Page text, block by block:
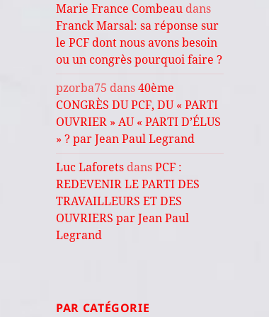
Marie France Combeau dans
Franck Marsal: sa réponse sur
le PCF dont nous avons besoin
ou un congrès pourquoi faire ?
pzorba75 dans40ème
CONGRÈS DU PCF, DU « PARTI
OUVRIER » AU « PARTI D’ÉLUS
» ? par Jean Paul Legrand
Luc Laforets dansPCF :
REDEVENIR LE PARTI DES
TRAVAILLEURS ET DES
OUVRIERS par Jean Paul
Legrand
PAR CATÉGORIE